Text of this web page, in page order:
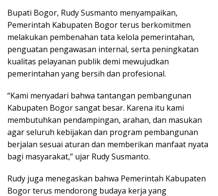
Bupati Bogor, Rudy Susmanto menyampaikan,
Pemerintah Kabupaten Bogor terus berkomitmen
melakukan pembenahan tata kelola pemerintahan,
penguatan pengawasan internal, serta peningkatan
kualitas pelayanan publik demi mewujudkan
pemerintahan yang bersih dan profesional.
“Kami menyadari bahwa tantangan pembangunan
Kabupaten Bogor sangat besar. Karena itu kami
membutuhkan pendampingan, arahan, dan masukan
agar seluruh kebijakan dan program pembangunan
berjalan sesuai aturan dan memberikan manfaat nyata
bagi masyarakat,” ujar Rudy Susmanto.
Rudy juga menegaskan bahwa Pemerintah Kabupaten
Bogor terus mendorong budaya kerja yang